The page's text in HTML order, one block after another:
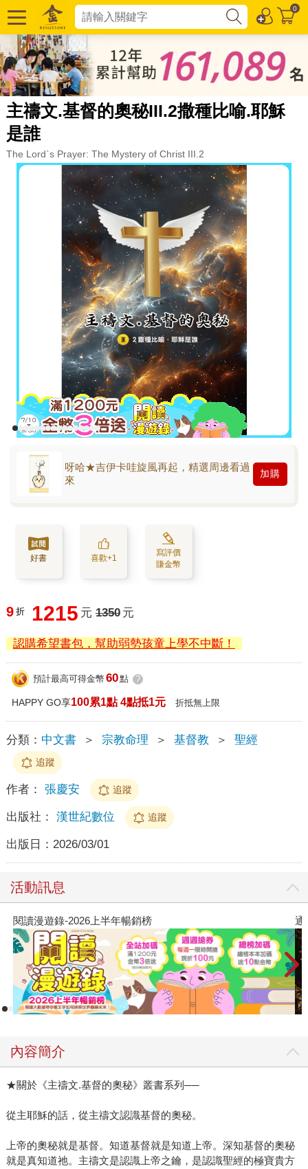
0
主禱文.基督的奧秘III.2撒種比喻.耶穌
是誰
The Lord`s Prayer: The Mystery of Christ III.2
呀哈★吉伊卡哇旋風再起，精選周邊看過
來
加購
好書 喜歡+1
寫評價
賺金幣
9 折 1215 元 1350 元
認購希望書包，幫助弱勢孩童上學不中斷！
預計最高可得金幣 60點 ?
HAPPY GO享100累1點 4點抵1元 折抵無上限
分類： 中文書 ＞ 宗教命理 ＞ 基督教 ＞ 聖經
追蹤
作者： 張慶安 追蹤
出版社： 漢世紀數位 追蹤
出版日： 2026/03/01
活動訊息
閱讀漫遊錄-2026上半年暢銷榜 通
內容簡介
★關於《主禱文.基督的奧秘》叢書系列──
從主耶穌的話，從主禱文認識基督的奧秘。
上帝的奧秘就是基督。知道基督就是知道上帝。深知基督的奧秘
就是真知道祂。主禱文是認識上帝之鑰，是認識聖經的極寶貴方